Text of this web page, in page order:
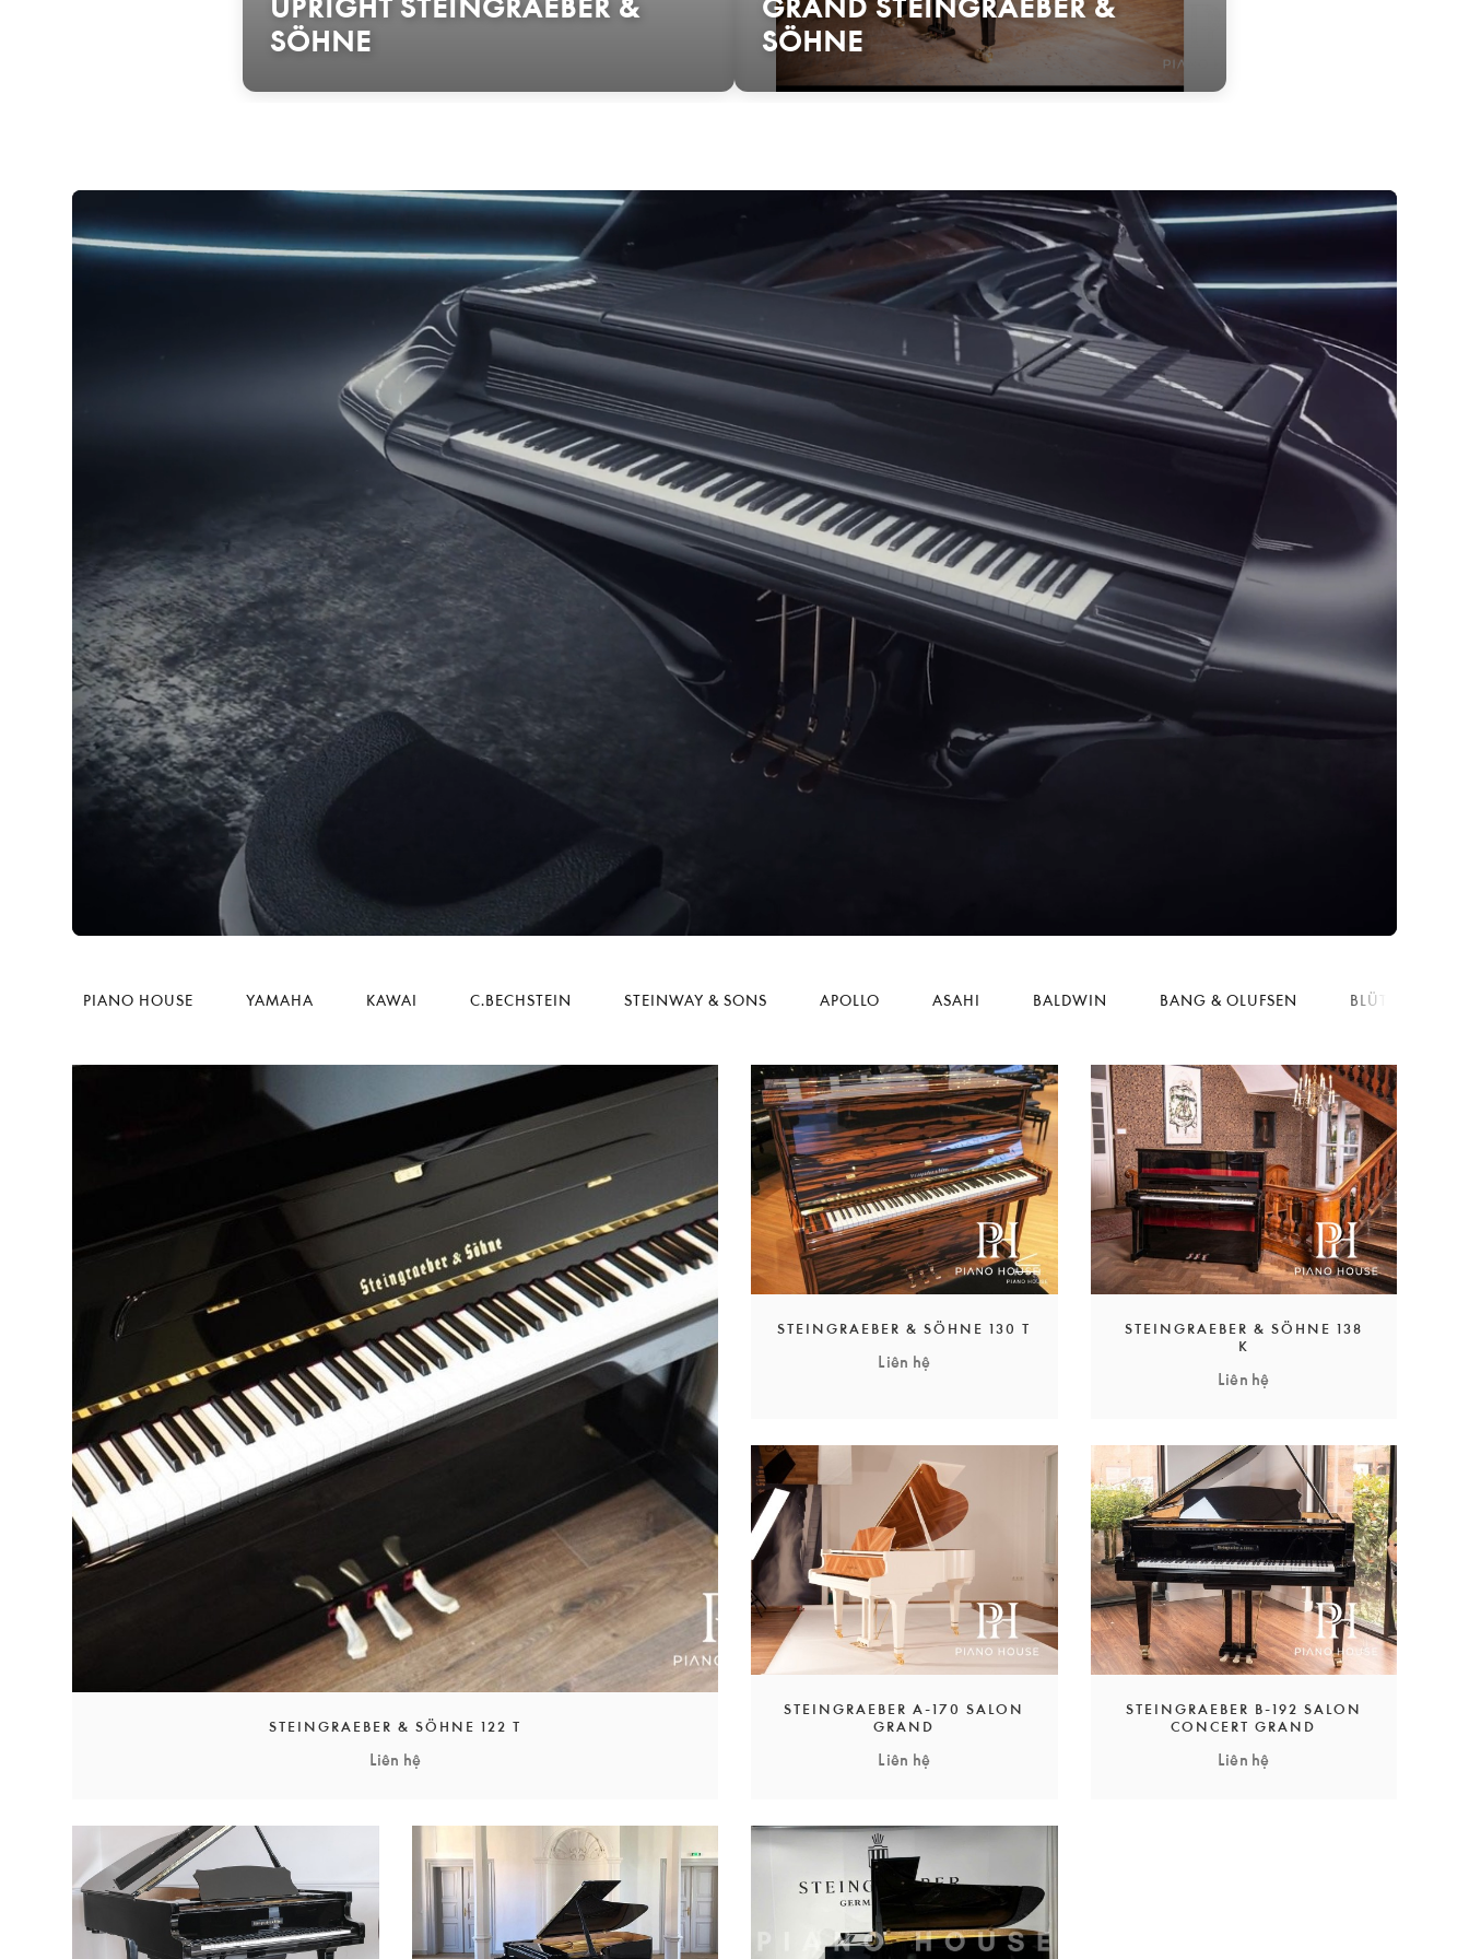
Bản chất của cây đàn piano tốt nhất, rất đơn giản: Nó có vật liệu tự nhiên tốt nhất, tuân thủ những guyên tắc chế tạo đàn piano lâu đời và kết hợp tất cả để tạo ra một cây đàn
piano thực thụ và sống động. Chỉ khi đó, thứ âm sắc mà nghệ sĩ piano vĩ đại nhất thế giới Horowitz khao khát mới xuất hiện, âm thanh mà mọi nhạc sĩ cần để có cảm hứng sáng
tác.
Tuy nhiên, đây thực sự là điều mà không nhiều nhà sản xuất piano trên thế giới ngày nay có thể đạt được. Thực tế là hầu như tất cả đàn piano được sản xuất ngày nay đã được
giảm tiêu chuẩn và được xem như là một nhạc cụ có bộ gõ đơn thuần. Nhưng điều quan trọng đối với những nghệ sĩ chuyên nghiệp là có thể tạo sự ảnh hưởng và sắc thái cho từng
nốt nhạc mà họ chơi; Đây là điều tuyệt đối đối với bất kỳ nghệ sĩ nào.
Đàn piano upright và grand của Steingraeber được làm hoàn toàn thủ công bằng cách sử dụng các nguyên tắc truyền thống chế tạo đàn piano lâu đời và là một trong những
nhạc cụ tốt nhất được sản xuất bởi một nhóm các nhà sản xuất ưu việt. Hãy đến để trải nghiệm tại đại lý Steingraeber và tại nhà máy của chúng tôi ở Festival City of Bayreuth.
Steingraeber & Söhne hiện được bán theo đơn đặt hàng và tùy chọn customize của khách hàng. Liên hệ:
0981.9393.90 – Mr.Nhân – Chuyên piano cao cấp HCM & HN
UPRIGHT STEINGRAEBER &
SÖHNE
GRAND STEINGRAEBER &
SÖHNE
PIANO HOUSE YAMAHA KAWAI C.BECHSTEIN STEINWAY & SONS APOLLO ASAHI BALDWIN BANG & OLUFSEN BLÜTHNER
STEINGRAEBER & SÖHNE 122 T
Liên hệ
STEINGRAEBER & SÖHNE 130 T
Liên hệ
STEINGRAEBER & SÖHNE 138
K
Liên hệ
STEINGRAEBER A-170 SALON
GRAND
Liên hệ
STEINGRAEBER B-192 SALON
CONCERT GRAND
Liên hệ